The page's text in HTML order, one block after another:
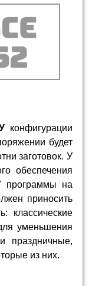
конфигурации
будет
заготовок. У
обеспечения
программы на
приносить
классические
уменьшения
праздничные,
из них.